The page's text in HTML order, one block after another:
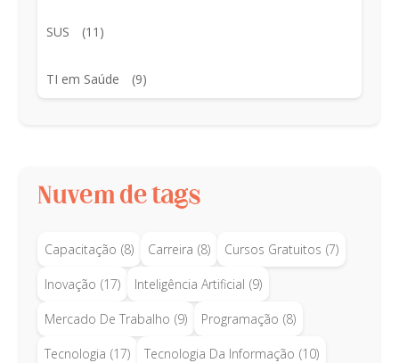
SUS (11)
TI em Saúde (9)
Nuvem de tags
Capacitação (8) Carreira (8) Cursos Gratuitos (7)
Inovação (17) Inteligência Artificial (9)
Mercado De Trabalho (9) Programação (8)
Tecnologia (17) Tecnologia Da Informação (10)